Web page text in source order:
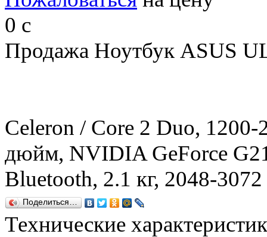
0 c
Продажа Ноутбук ASUS
Celeron / Core 2 Duo,
дюйм, NVIDIA GeForce
Bluetooth, 2.1 кг, 2048-
Поделиться…
Технические